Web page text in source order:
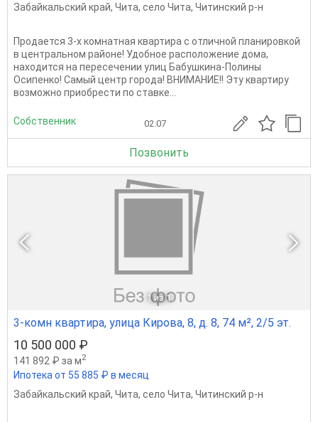
Забайкальский край, Чита, село Чита, Читинский р-н
Продается 3-х комнатная квартира с отличной планировкой
в центральном районе! Удобное расположение дома,
находится на пересечении улиц Бабушкина-Полины
Осипенко! Самый центр города! ВНИМАНИЕ!! Эту квартиру
возможно приобрести по ставке...
Собственник 02.07
Позвонить
1 из 1
3-комн квартира, улица Кирова, 8, д. 8, 74 м², 2/5 эт.
10 500 000 ₽
141 892 ₽ за м2
Ипотека от 55 885 ₽ в месяц
Забайкальский край, Чита, село Чита, Читинский р-н